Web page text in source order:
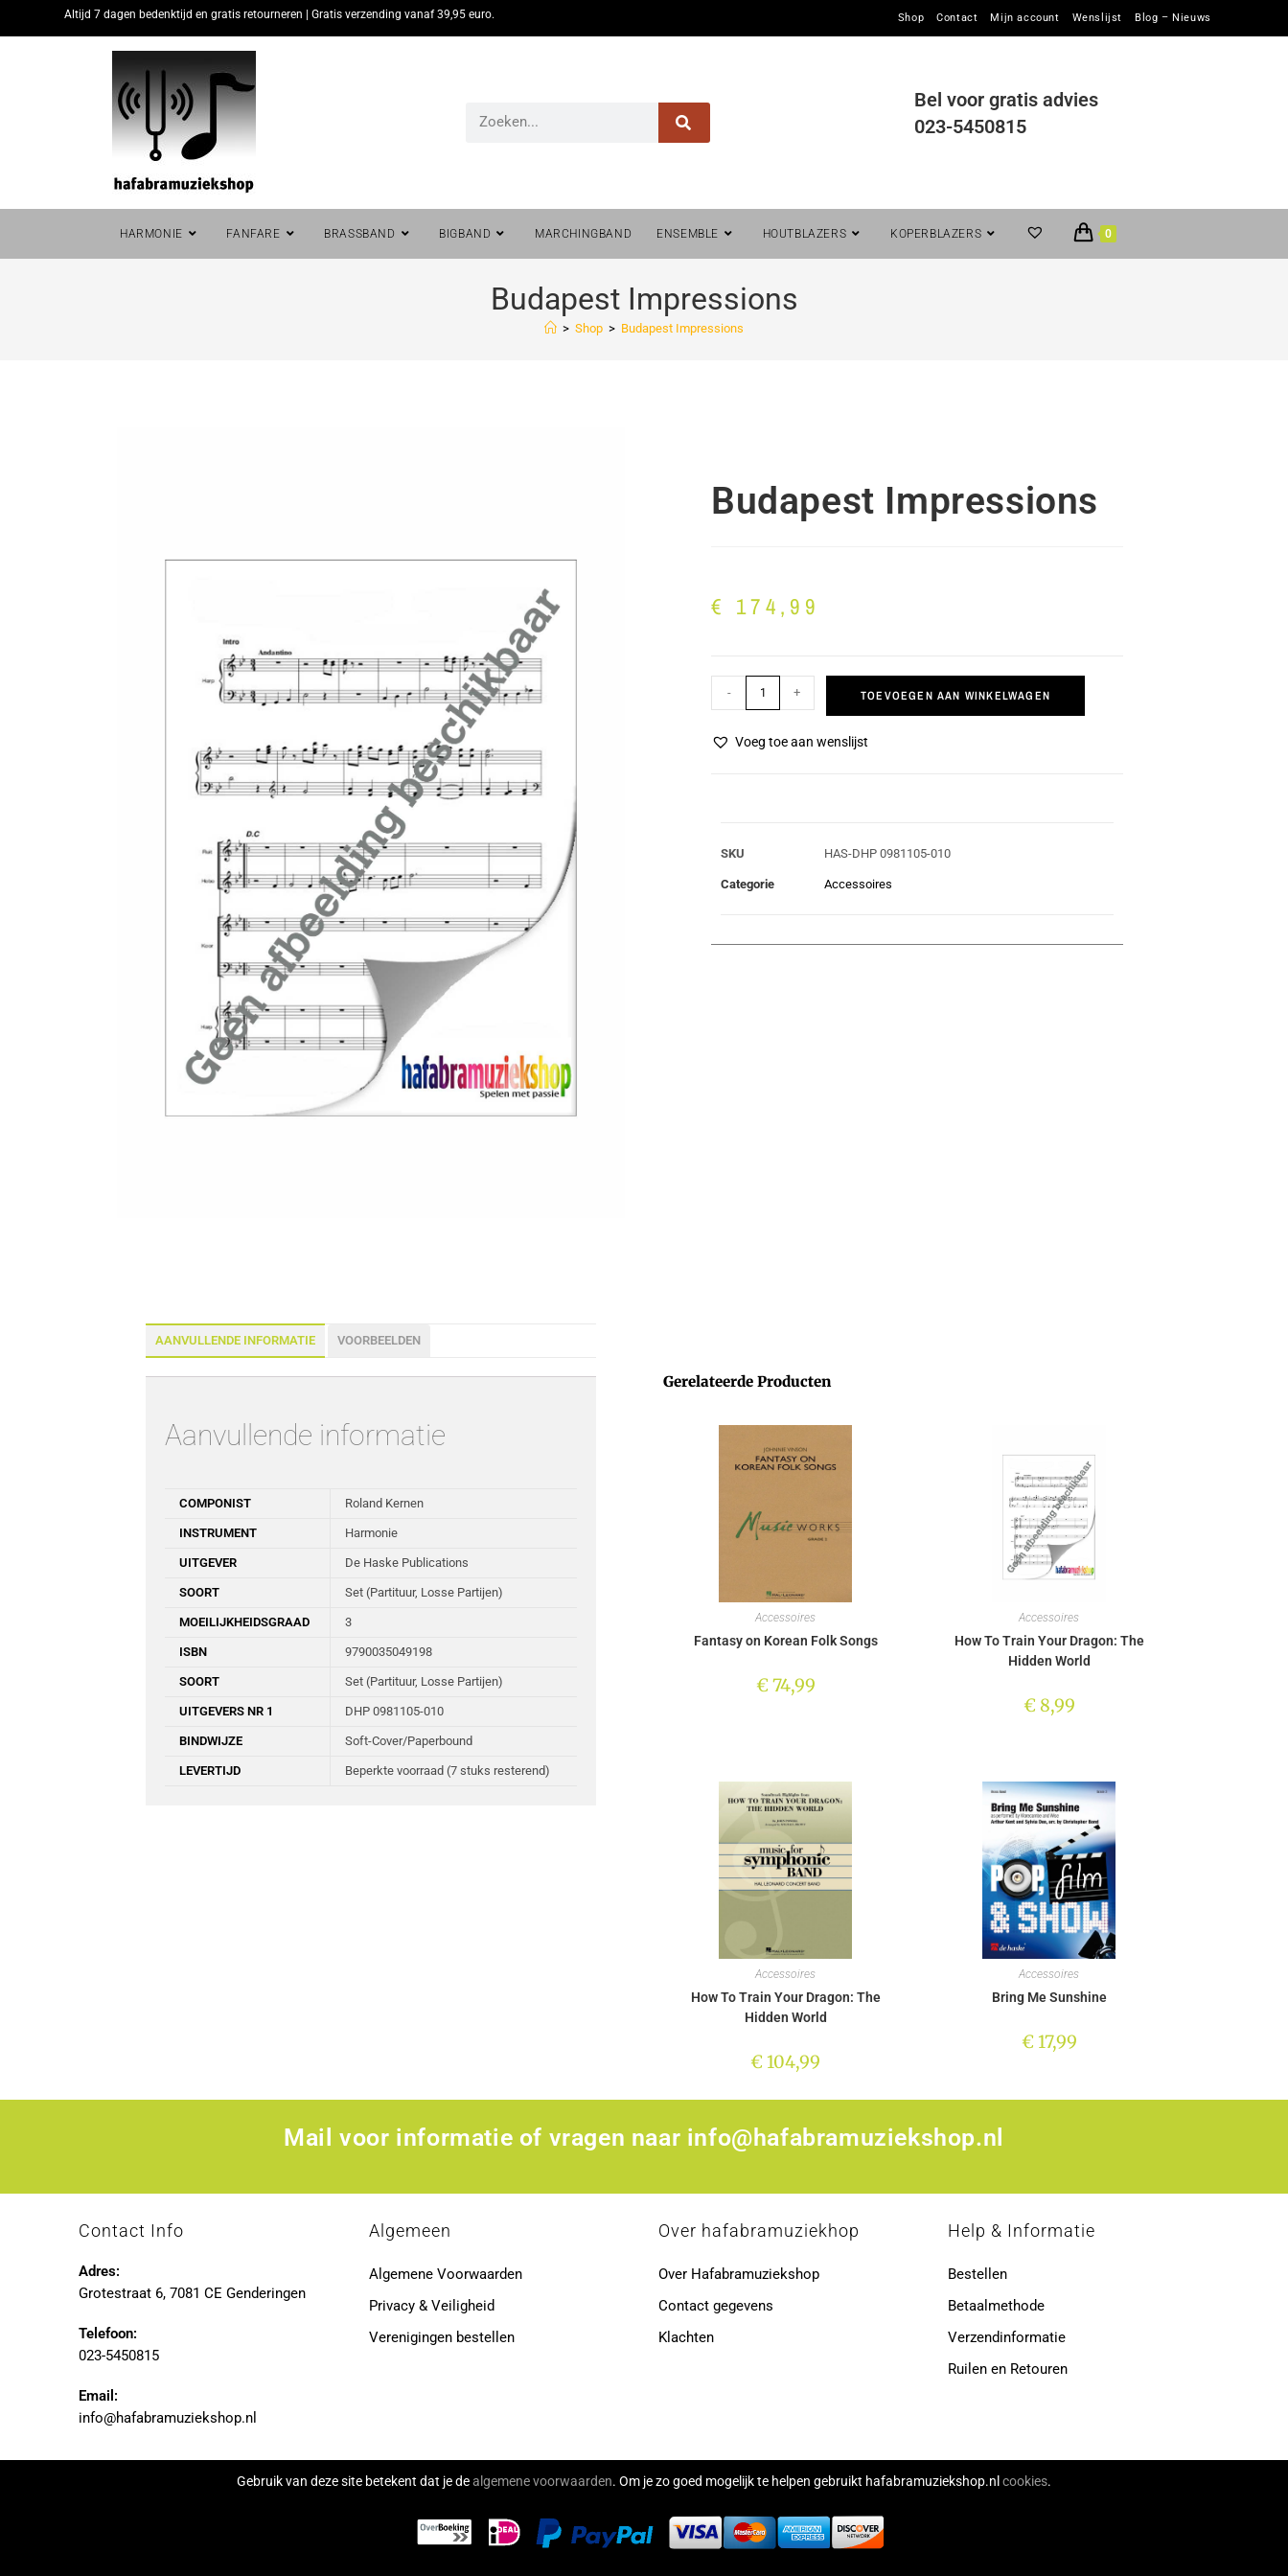
Altijd 7 dagen bedenktijd en gratis retourneren | Gratis verzending vanaf 39,95 euro. Shop Contact Mijn account Wenslijst Blog – Nieuws
Bel voor gratis advies
023-5450815
HARMONIE FANFARE BRASSBAND BIGBAND MARCHINGBAND ENSEMBLE HOUTBLAZERS KOPERBLAZERS 0
Budapest Impressions
> Shop > Budapest Impressions
Budapest Impressions
€ 174,99
- + TOEVOEGEN AAN WINKELWAGEN
Voeg toe aan wenslijst
SKU HAS-DHP 0981105-010
Categorie Accessoires
AANVULLENDE INFORMATIE VOORBEELDEN
Aanvullende informatie
COMPONIST Roland Kernen
INSTRUMENT Harmonie
UITGEVER De Haske Publications
SOORT Set (Partituur, Losse Partijen)
MOEILIJKHEIDSGRAAD 3
ISBN 9790035049198
SOORT Set (Partituur, Losse Partijen)
UITGEVERS NR 1 DHP 0981105-010
BINDWIJZE Soft-Cover/Paperbound
LEVERTIJD Beperkte voorraad (7 stuks resterend)
Gerelateerde Producten
Accessoires
Fantasy on Korean Folk Songs
€74,99
Accessoires
How To Train Your Dragon: The
Hidden World
€8,99
Accessoires
How To Train Your Dragon: The
Hidden World
€104,99
Accessoires
Bring Me Sunshine
€17,99
Mail voor informatie of vragen naar info@hafabramuziekshop.nl
Contact Info
Adres:
Grotestraat 6, 7081 CE Genderingen
Telefoon:
023-5450815
Email:
info@hafabramuziekshop.nl
Algemeen
Algemene Voorwaarden
Privacy & Veiligheid
Verenigingen bestellen
Over hafabramuziekhop
Over Hafabramuziekshop
Contact gegevens
Klachten
Help & Informatie
Bestellen
Betaalmethode
Verzendinformatie
Ruilen en Retouren
Gebruik van deze site betekent dat je dealgemene voorwaarden. Om je zo goed mogelijk te helpen gebruikt hafabramuziekshop.nlcookies.